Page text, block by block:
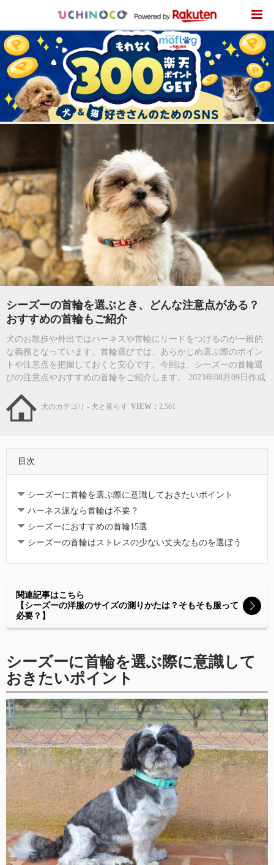
シーズーの首輪を選ぶとき、どんな注意点がある？
おすすめの首輪もご紹介
犬のお散歩や外出ではハーネスや首輪にリードをつけるのが一般的
な義務となっています。首輪選びでは、あらかじめ選ぶ際のポイン
トや注意点を把握しておくと安心です。今回は、シーズーの首輪選
びの注意点やおすすめの首輪をご紹介します。 2023年08月09日作成
犬のカテゴリ - 犬と暮らす VIEW： 2,561
目次
シーズーに首輪を選ぶ際に意識しておきたいポイント
ハーネス派なら首輪は不要？
シーズーにおすすめの首輪15選
シーズーの首輪はストレスの少ない丈夫なものを選ぼう
関連記事はこちら
【シーズーの洋服のサイズの測りかたは？そもそも服って
必要？】
シーズーに首輪を選ぶ際に意識して
おきたいポイント